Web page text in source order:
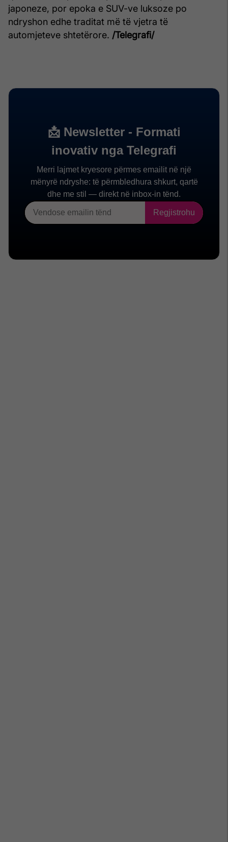
japoneze, por epoka e SUV-ve luksoze po
ndryshon edhe traditat më të vjetra të
automjeteve shtetërore. /Telegrafi/